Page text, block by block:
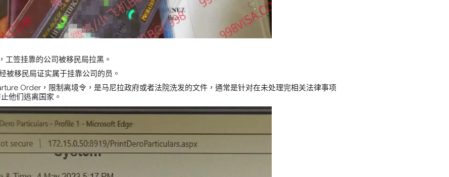
工签挂靠的公司被移民局拉黑。
被移民局证实属于挂靠公司的员。
Order，限制离境令，是马尼拉政府或者法院洗发的文件，通常是针对在未处理完相关法律事项
他们逃离国家。